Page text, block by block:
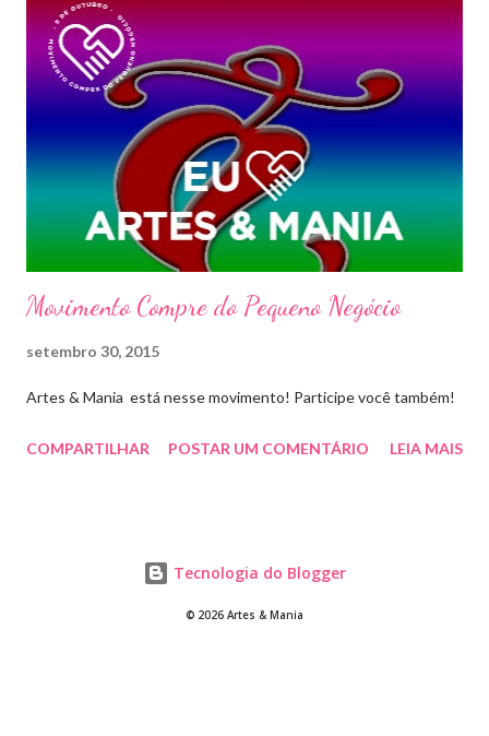
Movimento Compre do Pequeno Negócio
setembro 30, 2015
Artes & Mania está nesse movimento! Participe você também!
COMPARTILHAR POSTAR UM COMENTÁRIO LEIA MAIS
Tecnologia do Blogger
© 2026 Artes & Mania